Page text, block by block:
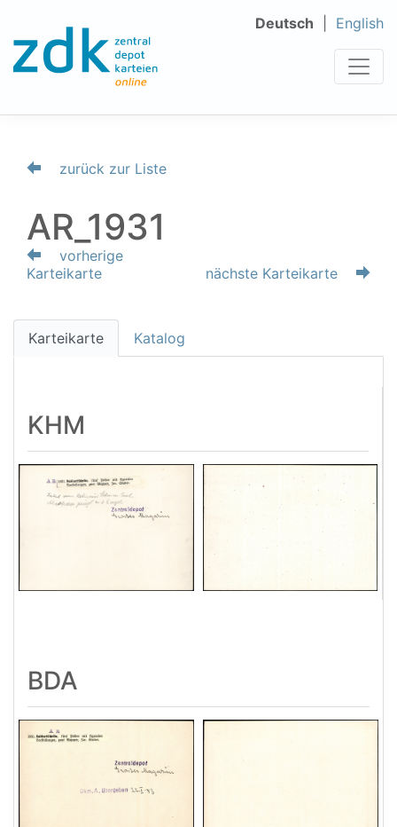
Deutsch English
zurück zur Liste
AR_1931
vorherige
Karteikarte
nächste Karteikarte
Karteikarte Katalog
KHM
BDA